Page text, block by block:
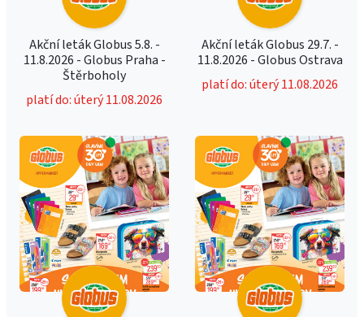
Akční leták Globus 5.8. -
11.8.2026 - Globus Praha -
Štěrboholy
platí do: úterý 11.08.2026
Akční leták Globus 29.7. -
11.8.2026 - Globus Ostrava
platí do: úterý 11.08.2026